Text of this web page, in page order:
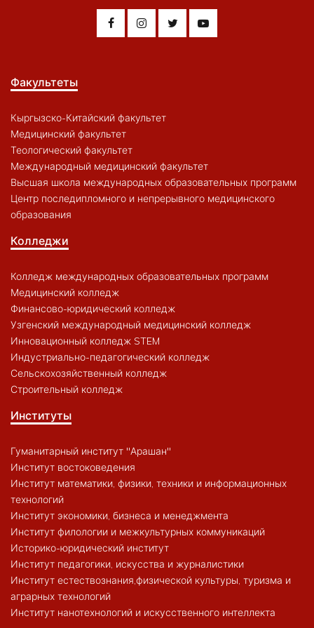
Факультеты
Кыргызско-Китайский факультет
Медицинский факультет
Теологический факультет
Международный медицинский факультет
Высшая школа международных образовательных программ
Центр последипломного и непрерывного медицинского
образования
Колледжи
Колледж международных образовательных программ
Медицинский колледж
Финансово-юридический колледж
Узгенский международный медицинский колледж
Инновационный колледж STEM
Индустриально-педагогический колледж
Сельскохозяйственный колледж
Строительный колледж
Институты
Гуманитарный институт "Арашан"
Институт востоковедения
Институт математики, физики, техники и информационных
технологий
Институт экономики, бизнеса и менеджмента
Институт филологии и межкультурных коммуникаций
Историко-юридический институт
Институт педагогики, искусства и журналистики
Институт естествознания,физической культуры, туризма и
аграрных технологий
Институт нанотехнологий и искусственного интеллекта